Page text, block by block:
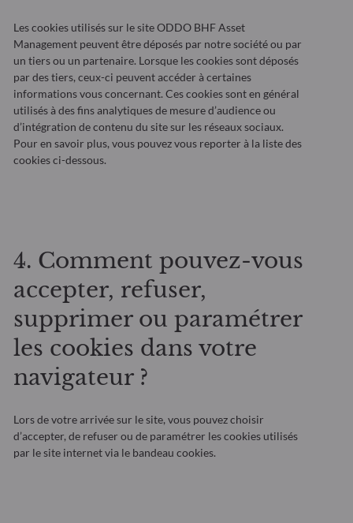
Les cookies utilisés sur le site ODDO BHF Asset
Management peuvent être déposés par notre société ou par
un tiers ou un partenaire. Lorsque les cookies sont déposés
par des tiers, ceux-ci peuvent accéder à certaines
informations vous concernant. Ces cookies sont en général
utilisés à des fins analytiques de mesure d’audience ou
d’intégration de contenu du site sur les réseaux sociaux.
Pour en savoir plus, vous pouvez vous reporter à la liste des
cookies ci-dessous.
4. Comment pouvez-vous
accepter, refuser,
supprimer ou paramétrer
les cookies dans votre
navigateur ?
Lors de votre arrivée sur le site, vous pouvez choisir
d’accepter, de refuser ou de paramétrer les cookies utilisés
par le site internet via le bandeau cookies.